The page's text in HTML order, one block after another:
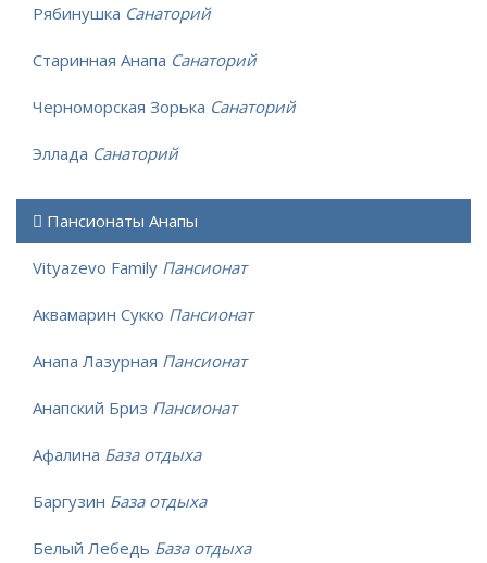
Рябинушка Санаторий
Старинная Анапа Санаторий
Черноморская Зорька Санаторий
Эллада Санаторий
Пансионаты Анапы
Vityazevo Family Пансионат
Аквамарин Сукко Пансионат
Анапа Лазурная Пансионат
Анапский Бриз Пансионат
Афалина База отдыха
Баргузин База отдыха
Белый Лебедь База отдыха